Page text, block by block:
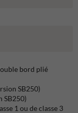
bord plié
SB250)
SB250)
1 ou de classe 3